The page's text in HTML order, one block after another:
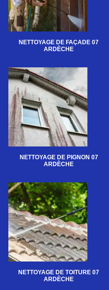
NETTOYAGE DE FAÇADE 07
ARDÈCHE
NETTOYAGE DE PIGNON 07
ARDÈCHE
NETTOYAGE DE TOITURE 07
ARDÈCHE